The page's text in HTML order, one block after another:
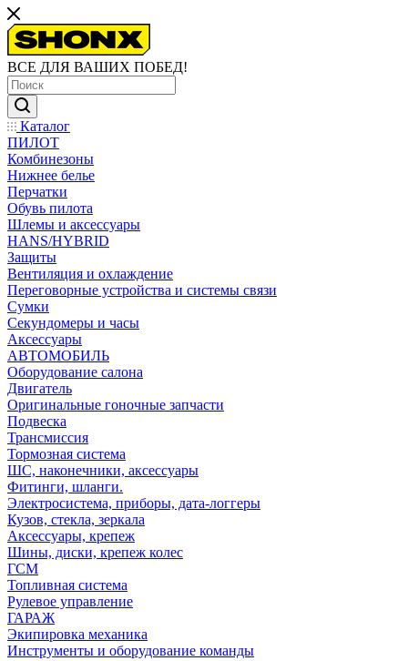
ВСЕ ДЛЯ ВАШИХ ПОБЕД!
Каталог
ПИЛОТ
Комбинезоны
Нижнее белье
Перчатки
Обувь пилота
Шлемы и аксессуары
HANS/HYBRID
Защиты
Вентиляция и охлаждение
Переговорные устройства и системы связи
Сумки
Секундомеры и часы
Аксессуары
АВТОМОБИЛЬ
Оборудование салона
Двигатель
Оригинальные гоночные запчасти
Подвеска
Трансмиссия
Тормозная система
ШС, наконечники, аксессуары
Фитинги, шланги.
Электросистема, приборы, дата-логгеры
Кузов, стекла, зеркала
Аксессуары, крепеж
Шины, диски, крепеж колес
ГСМ
Топливная система
Рулевое управление
ГАРАЖ
Экипировка механика
Инструменты и оборудование команды